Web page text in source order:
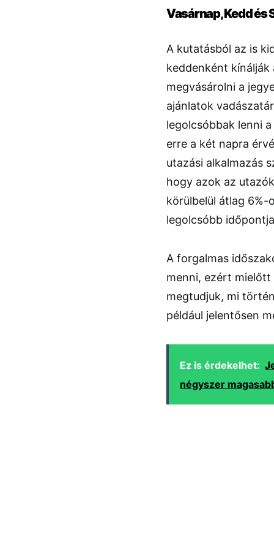
Vasárnap, Kedd és
A kutatásból az is
keddenként
megvásárolni a
ajánlatok
legolcsóbbak lenni
erre a két napra
utazási alkalmazás
hogy azok az
körülbelül átlag
legolcsóbb
A forgalmas
menni, ezért
megtudjuk, mi
például jelentősen
Ez is érdekelhet:
négyszer